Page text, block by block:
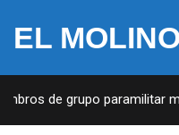
EL
de grupo paramilitar